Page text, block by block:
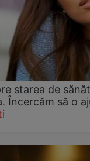
starea de
Încercăm să o